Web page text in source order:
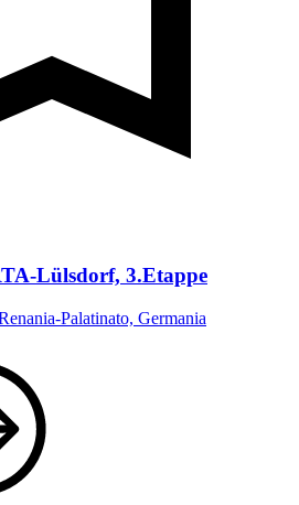
Lülsdorf, 3.Etappe
Palatinato, Germania